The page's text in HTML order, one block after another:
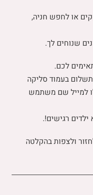
או לחפש חניה,
שנוחים לך.
לכם.
בעמוד סליקה
למייל שם משתמש
רגישים!.
תוכלו לחזור ולצפות בהקלטה